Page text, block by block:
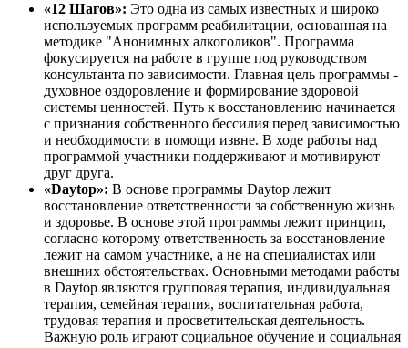
«12 Шагов»: Это одна из самых известных и широко
используемых программ реабилитации, основанная на
методике "Анонимных алкоголиков". Программа
фокусируется на работе в группе под руководством
консультанта по зависимости. Главная цель программы -
духовное оздоровление и формирование здоровой
системы ценностей. Путь к восстановлению начинается
с признания собственного бессилия перед зависимостью
и необходимости в помощи извне. В ходе работы над
программой участники поддерживают и мотивируют
друг друга.
«Daytop»: В основе программы Daytop лежит
восстановление ответственности за собственную жизнь
и здоровье. В основе этой программы лежит принцип,
согласно которому ответственность за восстановление
лежит на самом участнике, а не на специалистах или
внешних обстоятельствах. Основными методами работы
в Daytop являются групповая терапия, индивидуальная
терапия, семейная терапия, воспитательная работа,
трудовая терапия и просветительская деятельность.
Важную роль играют социальное обучение и социальная